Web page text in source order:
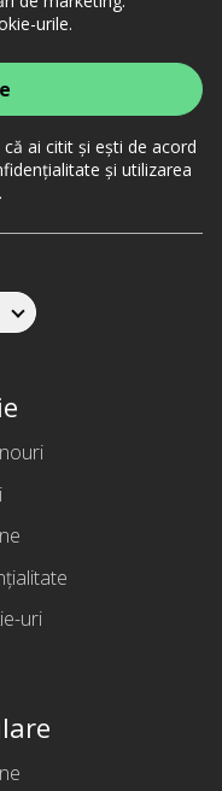
urile.
ai citit și ești de acord
și utilizarea
uri